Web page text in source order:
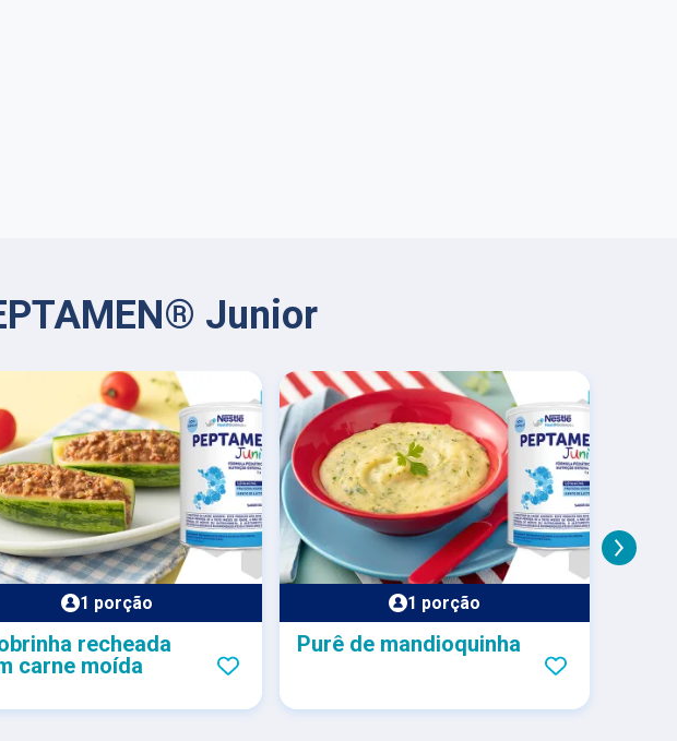
Junior
1 porção
recheada
carne moída
1 porção
Purê de mandioquinha